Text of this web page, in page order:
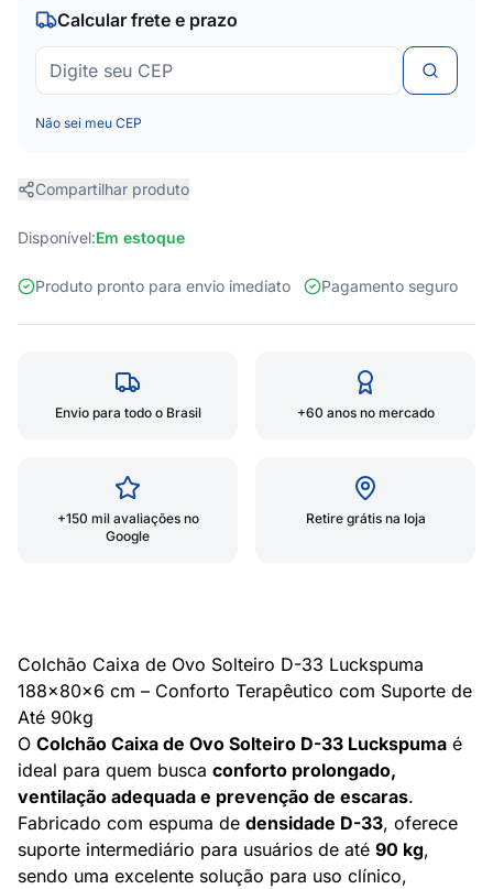
Calcular frete e prazo
Não sei meu CEP
Compartilhar produto
Disponível:Em estoque
Produto pronto para envio imediato Pagamento seguro
Envio para todo o Brasil +60 anos no mercado
+150 mil avaliações no
Google
Retire grátis na loja
Colchão Caixa de Ovo Solteiro D-33 Luckspuma
188x80x6 cm – Conforto Terapêutico com Suporte de
Até 90kg
O Colchão Caixa de Ovo Solteiro D-33 Luckspuma é
ideal para quem busca conforto prolongado,
ventilação adequada e prevenção de escaras.
Fabricado com espuma de densidade D-33, oferece
suporte intermediário para usuários de até 90 kg,
sendo uma excelente solução para uso clínico,